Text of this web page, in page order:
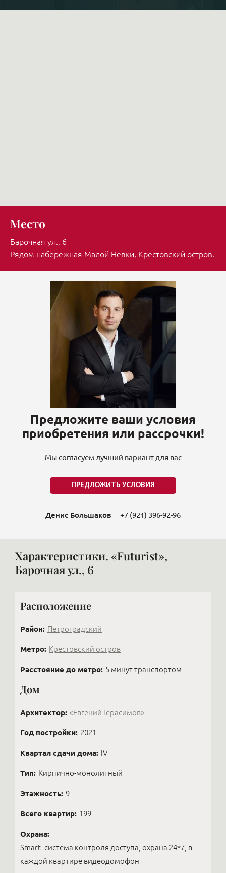
Место
Барочная ул., 6
Рядом набережная Малой Невки, Крестовский остров.
Предложите ваши условия
приобретения или рассрочки!
Мы согласуем лучший вариант для вас
ПРЕДЛОЖИТЬ УСЛОВИЯ
Денис Большаков +7 (921) 396-92-96
Характеристики. «Futurist»,
Барочная ул., 6
Расположение
Район: Петроградский
Метро: Крестовский остров
Расстояние до метро: 5 минут транспортом
Дом
Архитектор: «Евгений Герасимов»
Год постройки: 2021
Квартал сдачи дома: IV
Тип: Кирпично-монолитный
Этажность: 9
Всего квартир: 199
Охрана:
Smart–система контроля доступа, охрана 24*7, в
каждой квартире видеодомофон